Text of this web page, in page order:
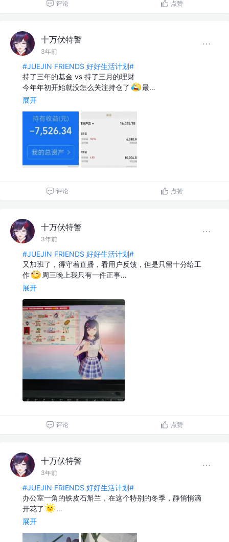
评论 点赞
十万伏特警
3年前
#JUEJIN FRIENDS 好好生活计划#
持了三年的基金 vs 持了三月的理财
今年年初开始就没怎么关注持仓了
最…
展开
评论 点赞
十万伏特警
3年前
#JUEJIN FRIENDS 好好生活计划#
又加班了，得守着直播，看用户反馈，但是只留十分给工
作
周三晚上我只有一件正事…
展开
评论 点赞
十万伏特警
3年前
#JUEJIN FRIENDS 好好生活计划#
办公室一角的铁皮石斛兰，​在这个特别的冬季，静悄悄滴
开花了
…
展开